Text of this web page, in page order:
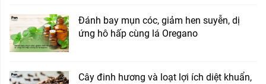
Đánh bay mụn cóc, giảm hen suyễn, dị
ứng hô hấp cùng lá Oregano
Cây đinh hương và loạt lợi ích diệt khuẩn,